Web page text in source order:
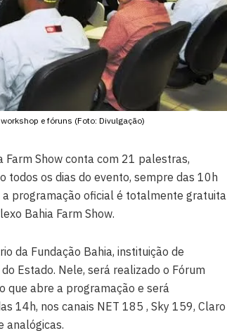
e fóruns (Foto: Divulgação)
Farm Show conta com 21 palestras,
todos os dias do evento, sempre das 10h
programação oficial é totalmente gratuita
Bahia Farm Show.
da Fundação Bahia, instituição de
Estado. Nele, será realizado o Fórum
que abre a programação e será
14h, nos canais NET 185 , Sky 159, Claro
analógicas.